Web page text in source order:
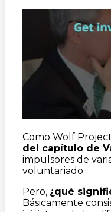
Como Wolf
del capítulo de
impulsores de
voluntariado.
Pero, ¿qué
Básicamente